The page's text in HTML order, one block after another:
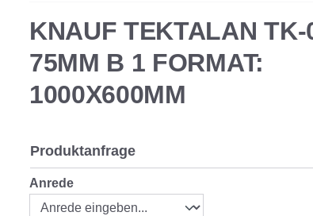
KNAUF TEKTALAN TK-
75MM B 1 FORMAT:
1000X600MM
Produktanfrage
Anrede